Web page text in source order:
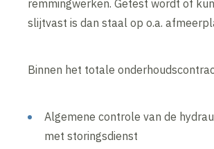
remmingwerken. Getest wordt of
slijtvast is dan staal op o.a.
Binnen het totale
Algemene controle van de
met storingsdienst